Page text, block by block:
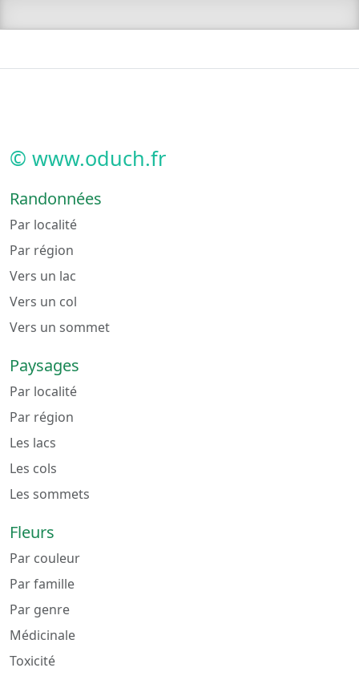
© www.oduch.fr
Randonnées
Par localité
Par région
Vers un lac
Vers un col
Vers un sommet
Paysages
Par localité
Par région
Les lacs
Les cols
Les sommets
Fleurs
Par couleur
Par famille
Par genre
Médicinale
Toxicité